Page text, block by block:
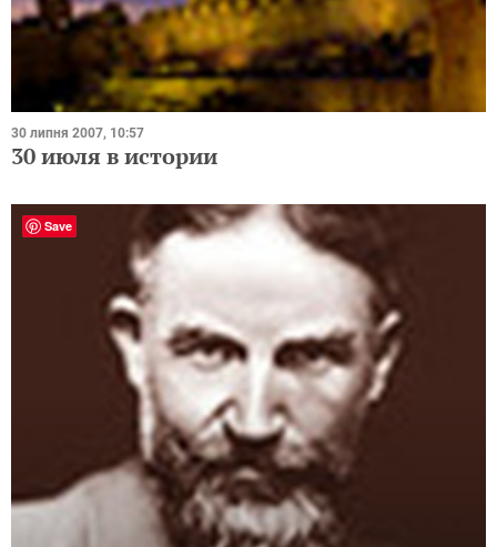
30 липня 2007, 10:57
30 июля в истории
Save